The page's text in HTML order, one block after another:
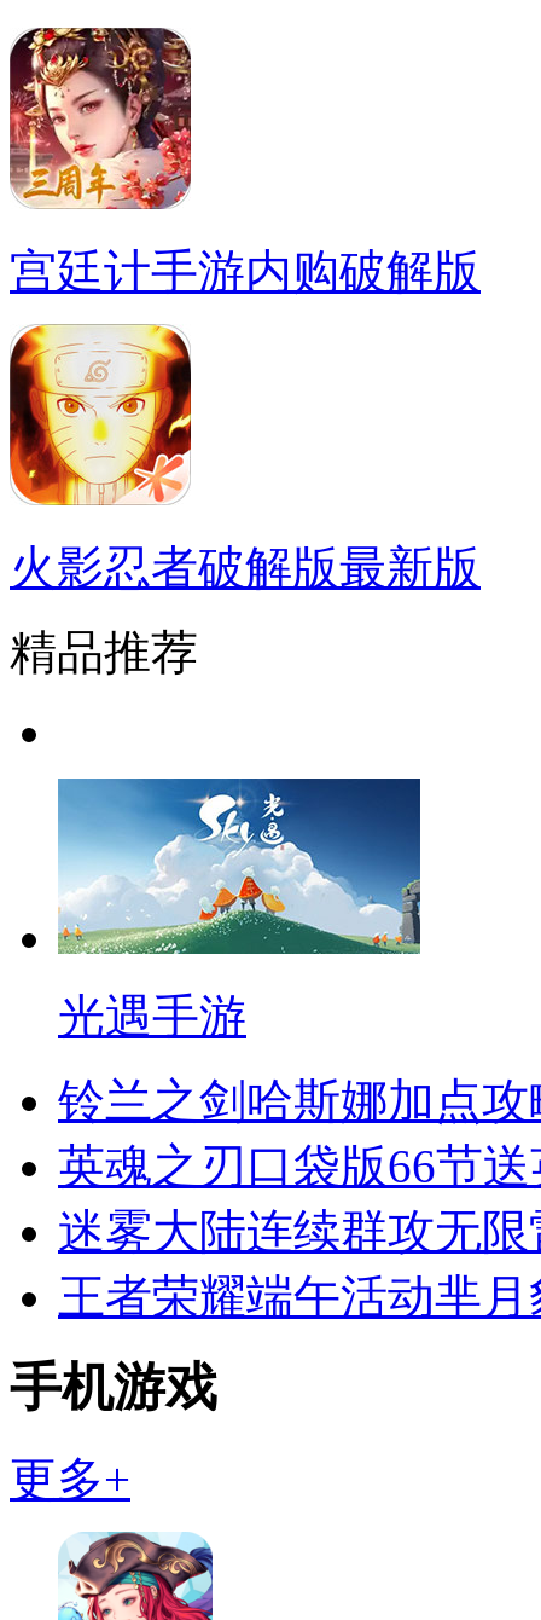
宫廷计手游内购破解版
火影忍者破解版最新版
精品推荐
光遇手游
铃兰之剑哈斯娜加点攻
英魂之刃口袋版66节
迷雾大陆连续群攻无
王者荣耀端午活动芈
手机游戏
更多+